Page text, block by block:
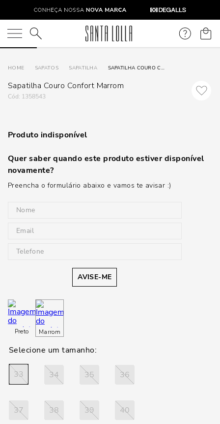
O que você está procurando?
SAPATOS SAPATILHA SAPATILHA COURO CONFORT MARROM
Sapatilha Couro Confort Marrom
: 1358543
Produto indisponível
Quer saber quando este produto estiver disponível
novamente?
Preencha o formulário abaixo e vamos te avisar :)
AVISE-ME
Preto Marrom
33 34 35 36
37 38 39 40